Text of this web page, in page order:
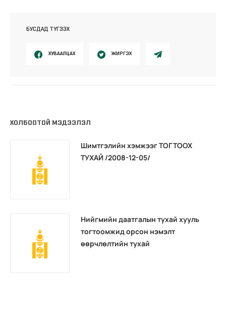
БУСДАД ТҮГЭЭХ
ХУВААЛЦАХ ЖИРГЭХ
ХОЛБООТОЙ МЭДЭЭЛЭЛ
Шимтгэлийн хэмжээг ТОГТООХ
ТУХАЙ /2008-12-05/
Нийгмийн даатгалын тухай хууль
тогтоомжид орсон нэмэлт
өөрчлөлтийн тухай